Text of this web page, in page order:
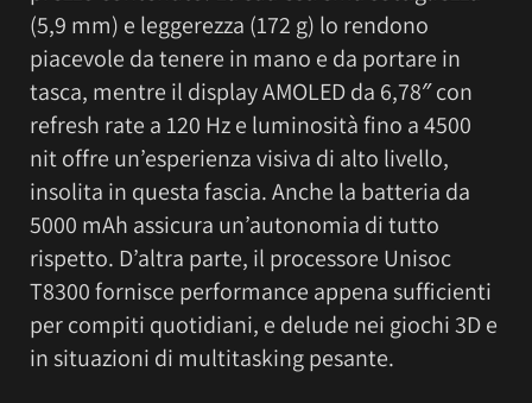
(5,9 mm) e leggerezza (172 g) lo rendono
piacevole da tenere in mano e da portare in
tasca, mentre il display AMOLED da 6,78″ con
refresh rate a 120 Hz e luminosità fino a 4500
nit offre un’esperienza visiva di alto livello,
insolita in questa fascia. Anche la batteria da
5000 mAh assicura un’autonomia di tutto
rispetto. D’altra parte, il processore Unisoc
T8300 fornisce performance appena sufficienti
per compiti quotidiani, e delude nei giochi 3D e
in situazioni di multitasking pesante.